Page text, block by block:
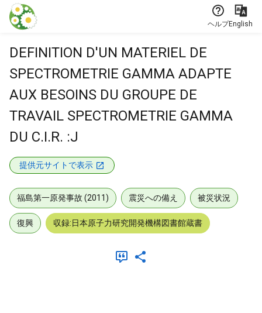
本文に飛ぶ
ヘルプEnglish
DEFINITION D'UN MATERIEL DE
SPECTROMETRIE GAMMA ADAPTE
AUX BESOINS DU GROUPE DE
TRAVAIL SPECTROMETRIE GAMMA
DU C.I.R. :J
提供元サイトで表示
福島第一原発事故 (2011) 震災への備え 被災状況
復興 収録:日本原子力研究開発機構図書館蔵書